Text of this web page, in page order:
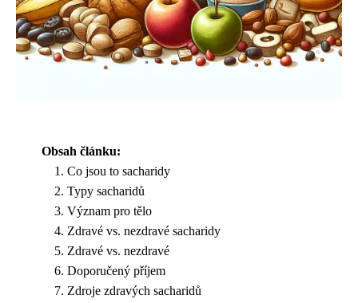
Obsah článku:
Co jsou to sacharidy
Typy sacharidů
Význam pro tělo
Zdravé vs. nezdravé sacharidy
Zdravé vs. nezdravé
Doporučený příjem
Zdroje zdravých sacharidů